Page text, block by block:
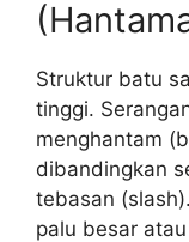
Struktur batu
tinggi.
menghantam
dibandingkan
tebasan
palu besar